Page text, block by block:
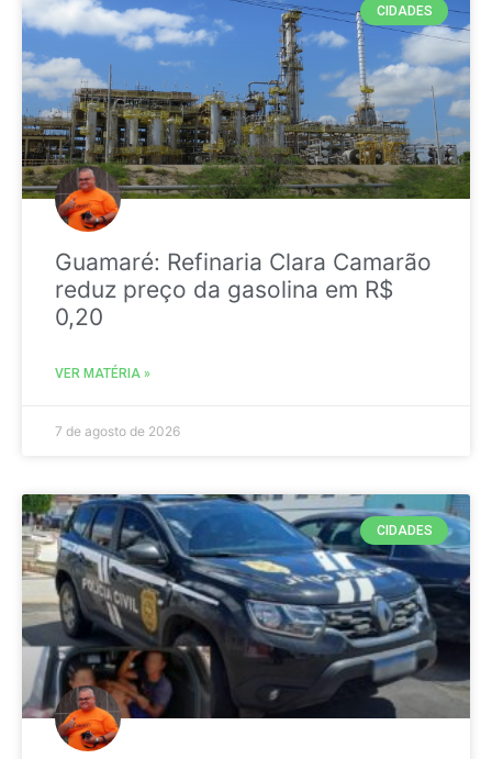
CIDADES
Guamaré: Refinaria Clara Camarão
reduz preço da gasolina em R$
0,20
VER MATÉRIA »
7 de agosto de 2026
CIDADES